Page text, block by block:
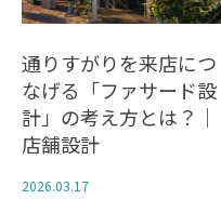
通りすがりを来店につ
なげる「ファサード設
計」の考え方とは？｜
店舗設計
2026.03.17